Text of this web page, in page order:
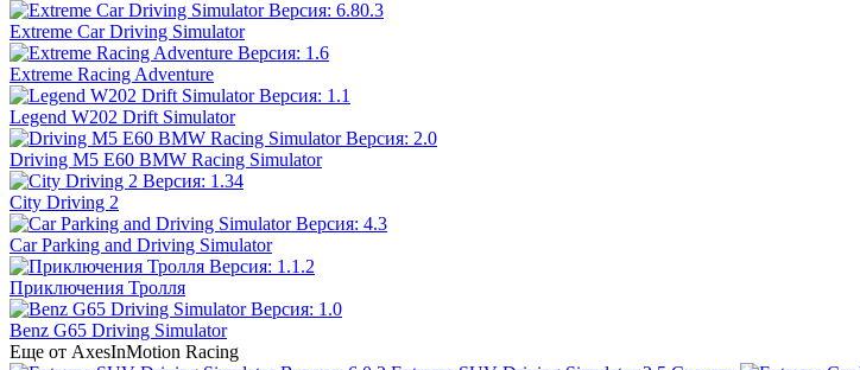
Extreme Car Driving Simulator
Extreme Racing Adventure
Legend W202 Drift Simulator
Driving M5 E60 BMW Racing Simulator
City Driving 2
Car Parking and Driving Simulator
Приключения Тролля
Benz G65 Driving Simulator
Еще от AxesInMotion Racing